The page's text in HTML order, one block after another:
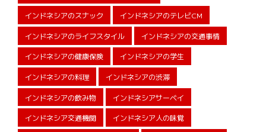
インドネシアのスナック インドネシアのテレビCM
インドネシアのライフスタイル インドネシアの交通事情
インドネシアの健康保険 インドネシアの学生
インドネシアの料理 インドネシアの渋滞
インドネシアの飲み物 インドネシアサーベイ
インドネシア交通機関 インドネシア人の味覚